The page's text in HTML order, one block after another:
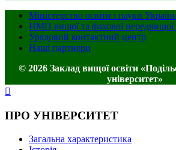
Міністерство освіти і науки
НМЦ вищої та фахової передвищої
Урядовий контактний центр
Наші партнери
© 2026 Заклад вищої освіти
університет»
ПРО УНІВЕРСИТЕТ
Загальна характеристика